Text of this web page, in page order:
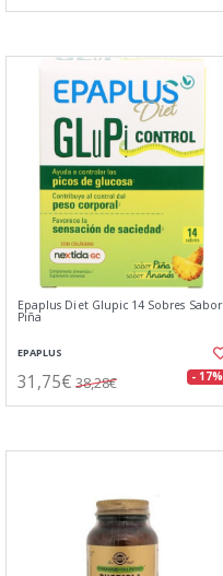
Epaplus Diet Glupic 14 Sobres Sabor
Piña
EPAPLUS
31,75€ 38,28€ - 17%